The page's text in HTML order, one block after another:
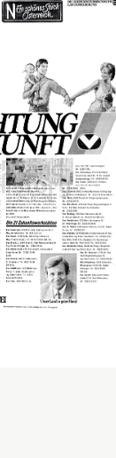
Bild-ID: 69775
ÖVP -
Volkspartei
ÖVP -
Volkspartei
1987 Bild-ID: 47733